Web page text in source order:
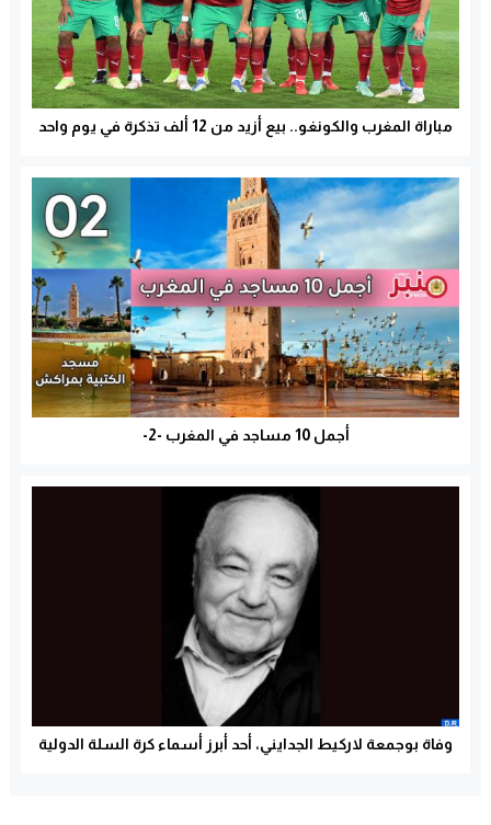
مباراة المغرب والكونغو.. بيع أزيد من 12 ألف تذكرة في يوم واحد
أجمل 10 مساجد في المغرب -2-
وفاة بوجمعة لاركيط الجدايني، أحد أبرز أسماء كرة السلة الدولية